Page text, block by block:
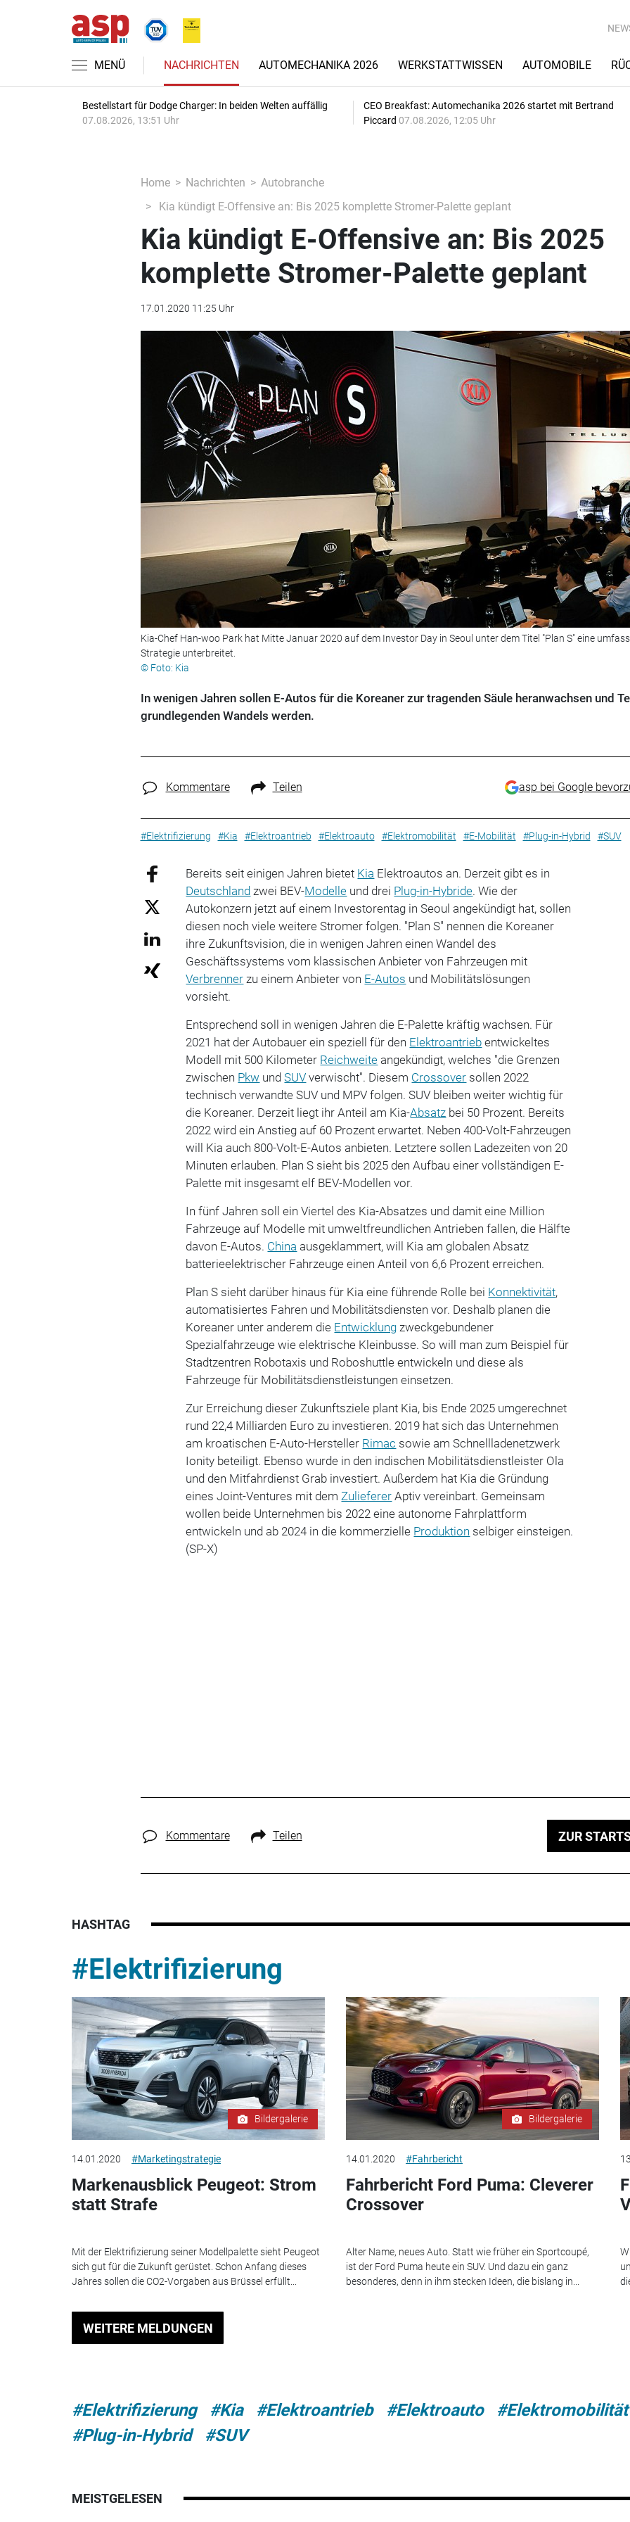
MENÜ NACHRICHTEN AUTOMECHANIKA 2026 WERKSTATTWISSEN AUTOMOBILE
Bestellstart für Dodge Charger: In beiden Welten auffällig
07.08.2026, 13:51 Uhr
CEO Breakfast: Automechanika 2026 startet mit Bertrand
Piccard 07.08.2026, 12:05 Uhr
Home Nachrichten
Autobranche
Kia kündigt E-Offensive an: Bis 2025 komplette Stromer-Palette geplant
Kia kündigt E-Offensive an: Bis 2025
komplette Stromer-Palette geplant
17.01.2020 11:25 Uhr
Kia-Chef Han-woo Park hat Mitte Januar 2020 auf dem Investor Day in Seoul unter dem Titel "Plan S" eine
Strategie unterbreitet.
© Foto: Kia
In wenigen Jahren sollen E-Autos für die Koreaner zur tragenden Säule heranwachsen und
grundlegenden Wandels werden.
Kommentare Teilen asp bei Google
#Elektrifizierung #Kia #Elektroantrieb #Elektroauto #Elektromobilität #E-Mobilität #Plug-in-Hybrid #SUV
Bereits seit einigen Jahren bietet Kia Elektroautos an. Derzeit gibt es in
Deutschland zwei BEV-Modelle und drei Plug-in-Hybride. Wie der
Autokonzern jetzt auf einem Investorentag in Seoul angekündigt hat, sollen
diesen noch viele weitere Stromer folgen. "Plan S" nennen die Koreaner
ihre Zukunftsvision, die in wenigen Jahren einen Wandel des
Geschäftssystems vom klassischen Anbieter von Fahrzeugen mit
Verbrenner zu einem Anbieter von E-Autos und Mobilitätslösungen
vorsieht.
Entsprechend soll in wenigen Jahren die E-Palette kräftig wachsen. Für
2021 hat der Autobauer ein speziell für den Elektroantrieb entwickeltes
Modell mit 500 Kilometer Reichweite angekündigt, welches "die Grenzen
zwischen Pkw undSUV verwischt". Diesem Crossover sollen 2022
technisch verwandte SUV und MPV folgen. SUV bleiben weiter wichtig für
die Koreaner. Derzeit liegt ihr Anteil am Kia-Absatz bei 50 Prozent. Bereits
2022 wird ein Anstieg auf 60 Prozent erwartet. Neben 400-Volt-Fahrzeugen
will Kia auch 800-Volt-E-Autos anbieten. Letztere sollen Ladezeiten von 20
Minuten erlauben. Plan S sieht bis 2025 den Aufbau einer vollständigen E-
Palette mit insgesamt elf BEV-Modellen vor.
In fünf Jahren soll ein Viertel des Kia-Absatzes und damit eine Million
Fahrzeuge auf Modelle mit umweltfreundlichen Antrieben fallen, die Hälfte
davon E-Autos. China ausgeklammert, will Kia am globalen Absatz
batterieelektrischer Fahrzeuge einen Anteil von 6,6 Prozent erreichen.
Plan S sieht darüber hinaus für Kia eine führende Rolle bei Konnektivität,
automatisiertes Fahren und Mobilitätsdiensten vor. Deshalb planen die
Koreaner unter anderem die Entwicklung zweckgebundener
Spezialfahrzeuge wie elektrische Kleinbusse. So will man zum Beispiel für
Stadtzentren Robotaxis und Roboshuttle entwickeln und diese als
Fahrzeuge für Mobilitätsdienstleistungen einsetzen.
Zur Erreichung dieser Zukunftsziele plant Kia, bis Ende 2025 umgerechnet
rund 22,4 Milliarden Euro zu investieren. 2019 hat sich das Unternehmen
am kroatischen E-Auto-Hersteller Rimac sowie am Schnellladenetzwerk
Ionity beteiligt. Ebenso wurde in den indischen Mobilitätsdienstleister Ola
und den Mitfahrdienst Grab investiert. Außerdem hat Kia die Gründung
eines Joint-Ventures mit dem Zulieferer Aptiv vereinbart. Gemeinsam
wollen beide Unternehmen bis 2022 eine autonome Fahrplattform
entwickeln und ab 2024 in die kommerzielle Produktion selbiger einsteigen.
(SP-X)
Kommentare Teilen ZUR
HASHTAG
#Elektrifizierung
Bildergalerie
14.01.2020 #Marketingstrategie
Markenausblick Peugeot: Strom
statt Strafe
Mit der Elektrifizierung seiner Modellpalette sieht Peugeot
sich gut für die Zukunft gerüstet. Schon Anfang dieses
Jahres sollen die CO2-Vorgaben aus Brüssel erfüllt...
Bildergalerie
14.01.2020 #Fahrbericht
Fahrbericht Ford Puma: Cleverer
Crossover
Alter Name, neues Auto. Statt wie früher ein Sportcoupé,
ist der Ford Puma heute ein SUV. Und dazu ein ganz
besonderes, denn in ihm stecken Ideen, die bislang in...
WEITERE MELDUNGEN
#Elektrifizierung #Kia #Elektroantrieb #Elektroauto
#Elektromobilität
#Plug-in-Hybrid
#SUV
MEISTGELESEN